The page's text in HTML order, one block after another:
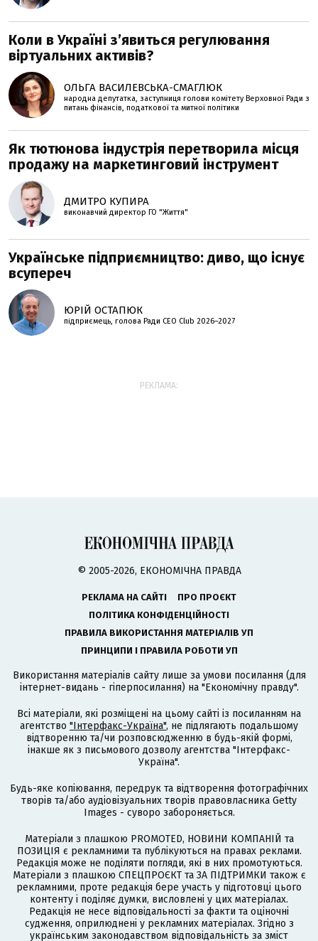
Коли в Україні з’явиться регулювання
віртуальних активів?
ОЛЬГА ВАСИЛЕВСЬКА-СМАГЛЮК
народна депутатка, заступниця голови комітету Верховної Ради з
питань фінансів, податкової та митної політики
Як тютюнова індустрія перетворила місця
продажу на маркетинговий інструмент
ДМИТРО КУПИРА
виконавчий директор ГО "Життя"
Українське підприємництво: диво, що існує
всупереч
ЮРІЙ ОСТАПЮК
підприємець, голова Ради CEO Club 2026–2027
РЕКЛАМА:
© 2005-2026, ЕКОНОМІЧНА ПРАВДА
РЕКЛАМА НА САЙТІ
ПРО ПРОЄКТ
ПОЛІТИКА КОНФІДЕНЦІЙНОСТІ
ПРАВИЛА ВИКОРИСТАННЯ МАТЕРІАЛІВ УП
ПРИНЦИПИ І ПРАВИЛА РОБОТИ УП
Використання матеріалів сайту лише за умови посилання (для
інтернет-видань - гіперпосилання) на "Економічну правду".
Всі матеріали, які розміщені на цьому сайті із посиланням на
агентство "Інтерфакс-Україна", не підлягають подальшому
відтворенню та/чи розповсюдженню в будь-якій формі,
інакше як з письмового дозволу агентства "Інтерфакс-
Україна".
Будь-яке копіювання, передрук та відтворення фотографічних
творів та/або аудіовізуальних творів правовласника Getty
Images - суворо забороняється.
Матеріали з плашкою PROMOTED, НОВИНИ КОМПАНІЙ та
ПОЗИЦІЯ є рекламними та публікуються на правах реклами.
Редакція може не поділяти погляди, які в них промотуються.
Матеріали з плашкою СПЕЦПРОЄКТ та ЗА ПІДТРИМКИ також є
рекламними, проте редакція бере участь у підготовці цього
контенту і поділяє думки, висловлені у цих матеріалах.
Редакція не несе відповідальності за факти та оціночні
судження, оприлюднені у рекламних матеріалах. Згідно з
українським законодавством відповідальність за зміст